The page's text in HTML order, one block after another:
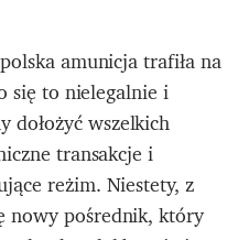
amunicja trafiła na
się to nielegalnie i
dołożyć wszelkich
transakcje i
reżim. Niestety, z
nowy pośrednik, który